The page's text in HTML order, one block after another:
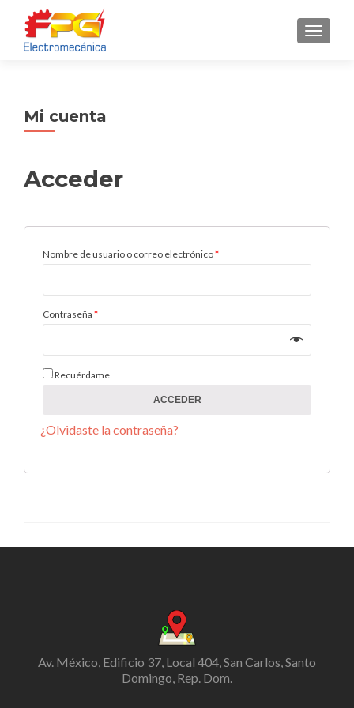
Mi cuenta
Acceder
Nombre de usuario o correo electrónico*
Contraseña *
Recuérdame
ACCEDER
¿Olvidaste la contraseña?
Av. México, Edificio 37, Local 404, San Carlos, Santo
Domingo, Rep. Dom.